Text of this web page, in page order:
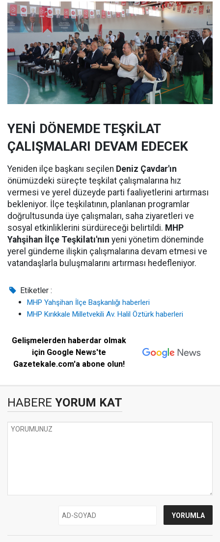
YENİ DÖNEMDE TEŞKİLAT
ÇALIŞMALARI DEVAM EDECEK
Yeniden ilçe başkanı seçilen Deniz Çavdar'ın
önümüzdeki süreçte teşkilat çalışmalarına hız
vermesi ve yerel düzeyde parti faaliyetlerini artırması
bekleniyor. İlçe teşkilatının, planlanan programlar
doğrultusunda üye çalışmaları, saha ziyaretleri ve
sosyal etkinliklerini sürdüreceği belirtildi. MHP
Yahşihan İlçe Teşkilatı'nın yeni yönetim döneminde
yerel gündeme ilişkin çalışmalarına devam etmesi ve
vatandaşlarla buluşmalarını artırması hedefleniyor.
Etiketler :
MHP Yahşihan İlçe Başkanlığı haberleri
MHP Kırıkkale Milletvekili Av. Halil Öztürk haberleri
Gelişmelerden haberdar olmak
için Google News'te
Gazetekale.com'a abone olun!
HABERE YORUM KAT